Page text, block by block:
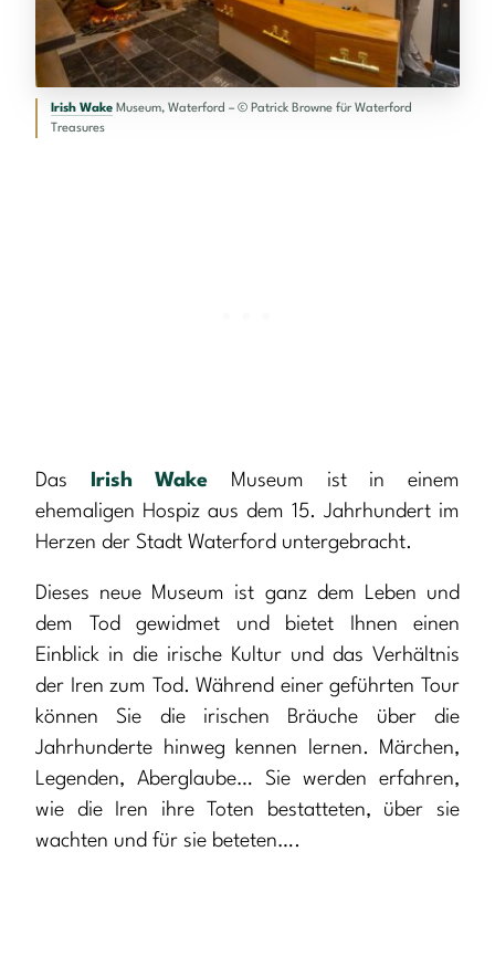
Irish Wake Museum, Waterford – © Patrick Browne für Waterford
Treasures
Das Irish Wake Museum ist in einem
ehemaligen Hospiz aus dem 15. Jahrhundert im
Herzen der Stadt Waterford untergebracht.
Dieses neue Museum ist ganz dem Leben und
dem Tod gewidmet und bietet Ihnen einen
Einblick in die irische Kultur und das Verhältnis
der Iren zum Tod. Während einer geführten Tour
können Sie die irischen Bräuche über die
Jahrhunderte hinweg kennen lernen. Märchen,
Legenden, Aberglaube… Sie werden erfahren,
wie die Iren ihre Toten bestatteten, über sie
wachten und für sie beteten….